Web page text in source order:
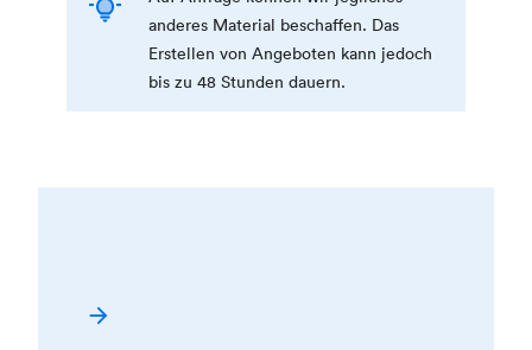
anderes Material beschaffen. Das
Erstellen von Angeboten kann jedoch
bis zu 48 Stunden dauern.